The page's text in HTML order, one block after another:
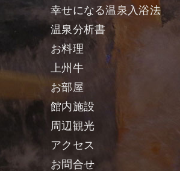
幸せになる温泉入浴法
温泉分析書
お料理
上州牛
お部屋
館内施設
周辺観光
アクセス
お問合せ